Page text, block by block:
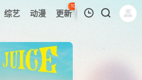
综艺 动漫 更新
100
热榜 APP